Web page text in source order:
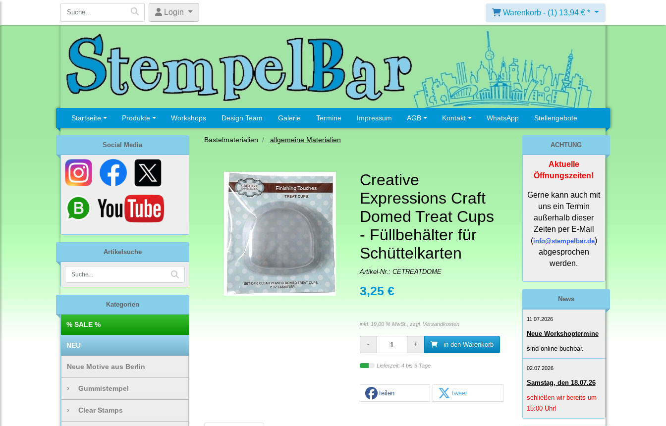
Login Warenkorb - (1) 13,94 € *
Startseite Produkte Workshops Design Team Galerie Termine Impressum AGB Kontakt WhatsApp Stellengebote
Social Media
Artikelsuche
Kategorien
% SALE %
NEU
Neue Motive aus Berlin
› Gummistempel
› Clear Stamps
Bastelmaterialien allgemeine Materialien
Creative
Expressions Craft
Domed Treat Cups
- Füllbehälter für
Schüttelkarten
Artikel-Nr.: CETREATDOME
3,25 €
inkl. 19,00 % MwSt., zzgl. Versandkosten
in den Warenkorb
Lieferzeit: 4 bis 6 Tage
teilen tweet
ACHTUNG
Aktuelle
Öffnungszeiten!
Gerne kann auch mit
uns ein Termin
außerhalb dieser
Zeiten per E-Mail
(info@stempelbar.de)
abgesprochen
werden.
News
11.07.2026
Neue Workshoptermine
sind online buchbar.
02.07.2026
Samstag, den 18.07.26
schließen wir bereits um
15:00 Uhr!